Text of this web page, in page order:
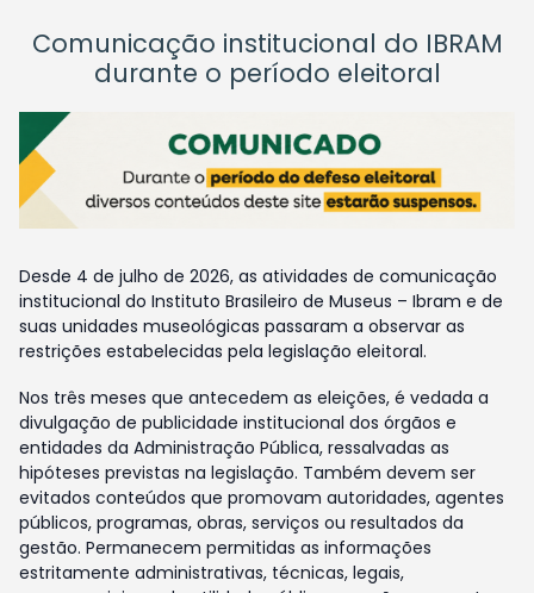
Comunicação institucional do IBRAM
durante o período eleitoral
Desde 4 de julho de 2026, as atividades de comunicação
institucional do Instituto Brasileiro de Museus – Ibram e de
suas unidades museológicas passaram a observar as
restrições estabelecidas pela legislação eleitoral.
Nos três meses que antecedem as eleições, é vedada a
divulgação de publicidade institucional dos órgãos e
entidades da Administração Pública, ressalvadas as
hipóteses previstas na legislação. Também devem ser
evitados conteúdos que promovam autoridades, agentes
públicos, programas, obras, serviços ou resultados da
gestão. Permanecem permitidas as informações
estritamente administrativas, técnicas, legais,